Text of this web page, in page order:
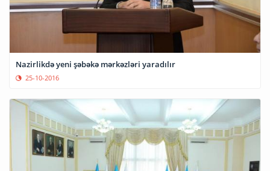
Nazirlikdə yeni şəbəkə mərkəzləri yaradılır
25-10-2016